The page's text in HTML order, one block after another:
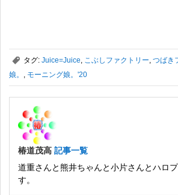
, タグ: Juice=Juice, こぶしファクトリー, つばき
娘。 , モーニング娘。'20
椿道茂高 記事一覧
道重さんと熊井ちゃんと小片さんとハロ
す。